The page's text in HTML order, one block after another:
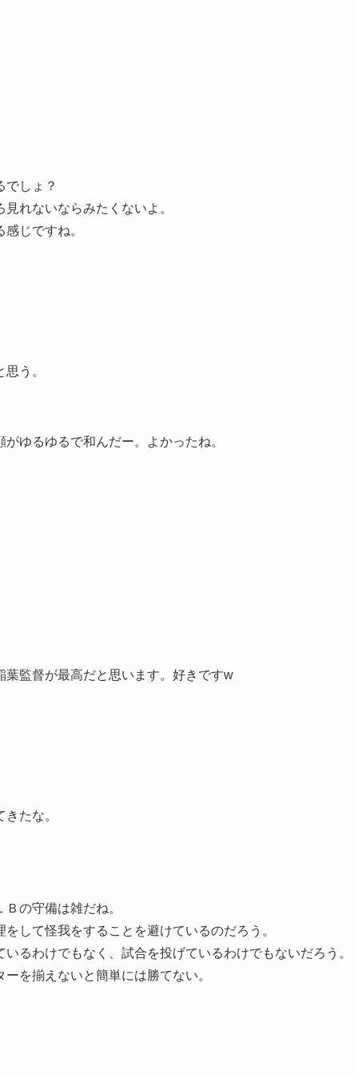
でしょ？
れないならみたくないよ。
じですね。
う。
ゆるゆるで和んだー。よかったね。
監督が最高だと思います。好きですw
たな。
の守備は雑だね。
して怪我をすることを避けているのだろう。
るわけでもなく、試合を投げているわけでもないだろう。
を揃えないと簡単には勝てない。